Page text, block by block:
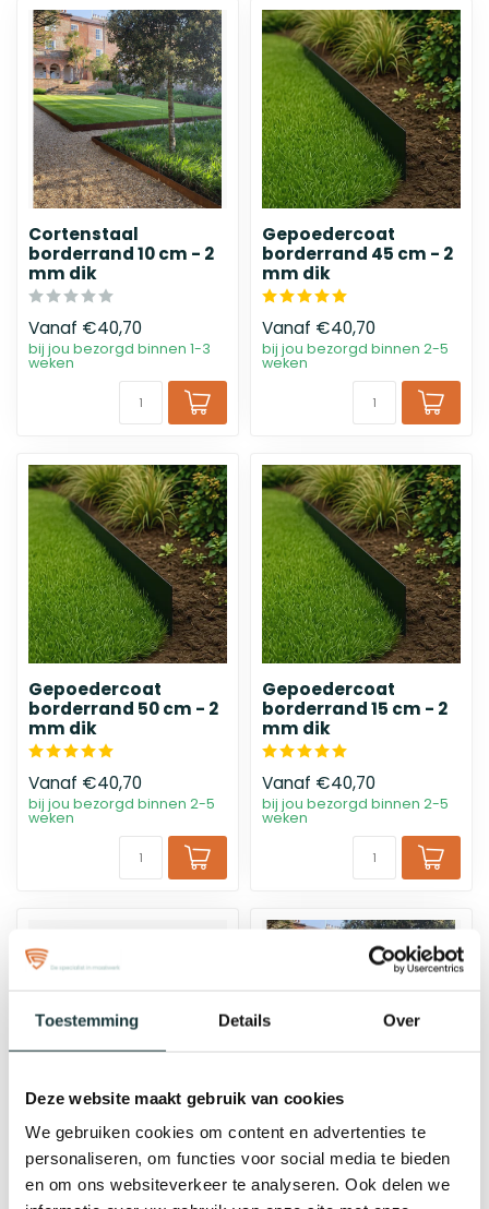
Toestemming Details Over
Deze website maakt gebruik van cookies
We gebruiken cookies om content en advertenties te
personaliseren, om functies voor social media te bieden
en om ons websiteverkeer te analyseren. Ook delen we
Cortenstaal
borderrand 10 cm - 2
mm dik
Vanaf €40,70
bij jou bezorgd binnen 1-3
weken
Gepoedercoat
borderrand 45 cm - 2
mm dik
Vanaf €40,70
bij jou bezorgd binnen 2-5
weken
Gepoedercoat
borderrand 50 cm - 2
mm dik
Vanaf €40,70
bij jou bezorgd binnen 2-5
weken
Gepoedercoat
borderrand 15 cm - 2
mm dik
Vanaf €40,70
bij jou bezorgd binnen 2-5
weken
Cortenstaal
plantenbak
rechthoek -
40x100x60 cm
Cortenstaal
borderrand 50 cm - 2
mm dik